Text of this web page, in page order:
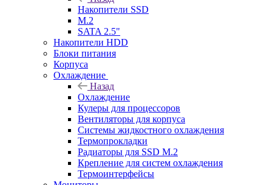
Накопители SSD
M.2
SATA 2.5"
Накопители HDD
Блоки питания
Корпуса
Охлаждение
Назад
Охлаждение
Кулеры для процессоров
Вентиляторы для корпуса
Системы жидкостного охлаждения
Термопрокладки
Радиаторы для SSD M.2
Крепление для систем охлаждения
Термоинтерфейсы